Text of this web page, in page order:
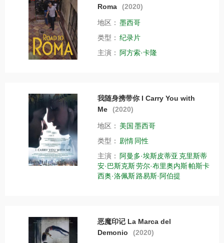
Roma
(2020)
地区： 墨西哥
类型： 纪录片
主演：
阿方索·卡隆
我随身携带你 I Carry You with
Me
(2020)
地区： 美国 墨西哥
类型： 剧情同性
主演：
阿曼多·埃斯皮蒂亚克里斯蒂
安·巴斯克斯劳尔·布里奥内斯帕斯卡
西奥·洛佩斯路易斯·阿伯提
恶魔印记 La Marca del
Demonio
(2020)